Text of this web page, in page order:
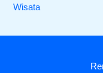
Wisata